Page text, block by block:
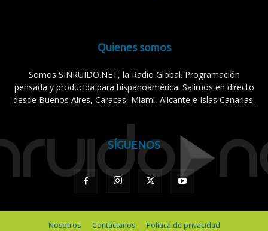
Quienes somos
Somos SINRUIDO.NET, la Radio Global. Programación
pensada y producida para hispanoamérica. Salimos en directo
desde Buenos Aires, Caracas, Miami, Alicante e Islas Canarias.
SÍGUENOS
Nosotros Contáctanos Política de privacidad